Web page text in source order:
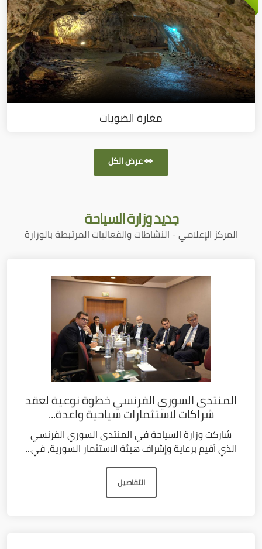
مغارة الضويات
عرض الكل
جديدوزارة السياحة
المركز الإعلامي - النشاطات والفعاليات المرتبطة بالوزارة
المنتدى السوري الفرنسي خطوة نوعية لعقد
شراكات لاستثمارات سياحية واعدة...
شاركت وزارة السياحة في المنتدى السوري الفرنسي
الذي أقيم برعاية وإشراف هيئة الاستثمار السورية، في...
التفاصيل